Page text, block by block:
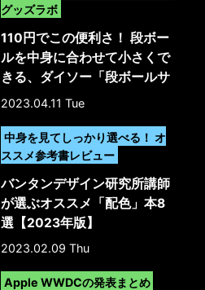
ージョンの新製品）</span>
グッズラボ
110円でこの便利さ！ 段ボー
ルを中身に合わせて小さくで
きる、ダイソー「段ボールサ
イズ調整カッター」
2023.04.11 Tue
中身を見てしっかり選べる！ オ
ススメ参考書レビュー
バンタンデザイン研究所講師
が選ぶオススメ「配色」本8
選【2023年版】
2023.02.09 Thu
Apple WWDCの発表まとめ